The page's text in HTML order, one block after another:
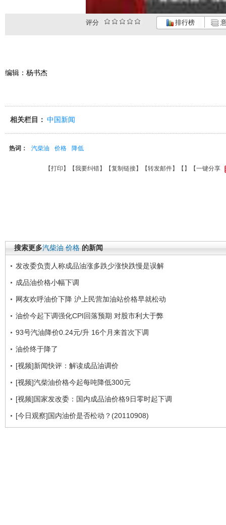
评分 排行榜
编辑：杨书杰
相关栏目： 中国新闻
热词： 汽柴油 价格 降低
【打印 】【我要纠错】【复制链接】【转发邮件】【 】 【一键分享
搜索更多汽柴油 价格 的新闻
发改委负责人称成品油涨多跌少涨快跌慢是误解
成品油价格小幅下调
网友欢呼油价下降 沪上民营加油站价格早就松动
油价今起下调强化CPI回落预期 对股市利大于弊
93号汽油降价0.24元/升 16个月来首次下调
油价终于降了
[视频]新闻快评：解读成品油调价
[视频]汽柴油价格今起每吨降低300元
[视频]国家发改委：国内成品油价格9日零时起下调
[今日观察]国内油价是否松动？(20110908)